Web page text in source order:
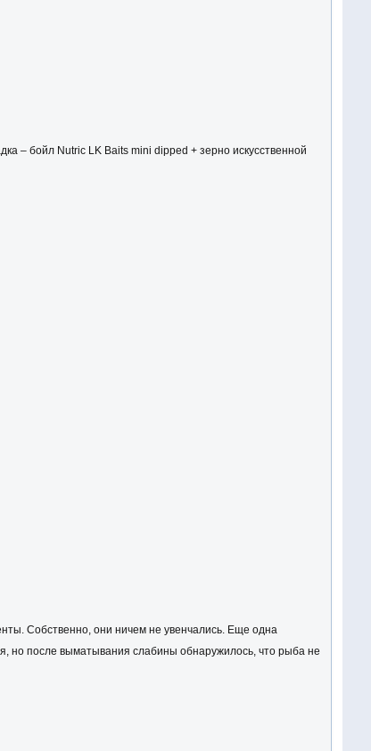
– бойл Nutric LK Baits mini dipped + зерно искусственной
Собственно, они ничем не увенчались. Еще одна
но после выматывания слабины обнаружилось, что рыба не